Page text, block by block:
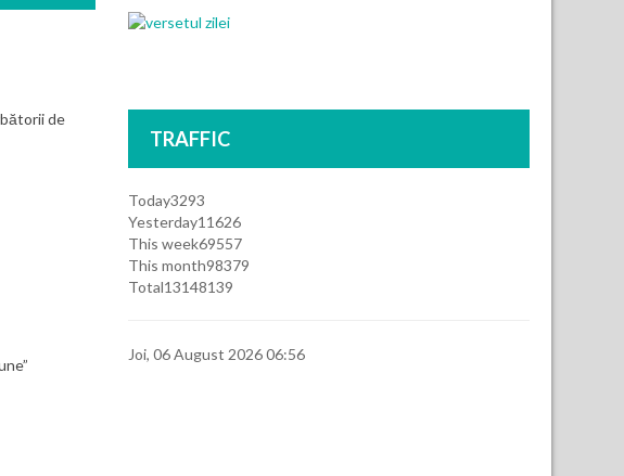
de
TRAFFIC
Today3293
Yesterday11626
This week69557
This month98379
Total13148139
Joi, 06 August 2026 06:56